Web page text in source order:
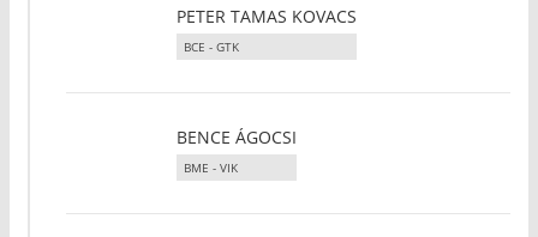
PETER TAMAS KOVACS
BCE - GTK
BENCE ÁGOCSI
BME - VIK